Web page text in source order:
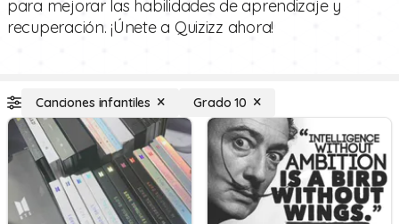
para mejorar las habilidades de aprendizaje y
recuperación. ¡Únete a Quizizz ahora!
Canciones infantiles Grado 10